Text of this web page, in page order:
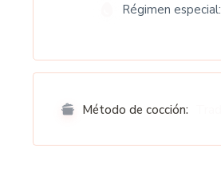
Régimen especial:
Método de cocción: